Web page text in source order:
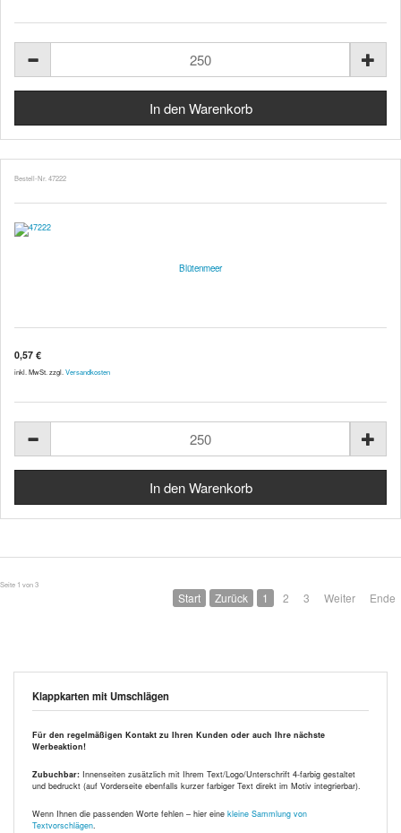
Bestell-Nr. 47222
Blütenmeer
0,57 €
inkl. MwSt. zzgl. Versandkosten
Seite 1 von 3
Start Zurück 1 2 3 Weiter Ende
Klappkarten mit Umschlägen
Für den regelmäßigen Kontakt zu Ihren Kunden oder auch Ihre nächste
Werbeaktion!
Zubuchbar: Innenseiten zusätzlich mit Ihrem Text/Logo/Unterschrift 4-farbig gestaltet
und bedruckt (auf Vorderseite ebenfalls kurzer farbiger Text direkt im Motiv integrierbar).
Wenn Ihnen die passenden Worte fehlen – hier eine kleine Sammlung von
Textvorschlägen